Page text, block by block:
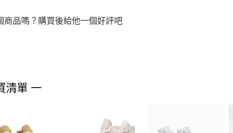
商品嗎？購買後給他一個好評吧
清單 一